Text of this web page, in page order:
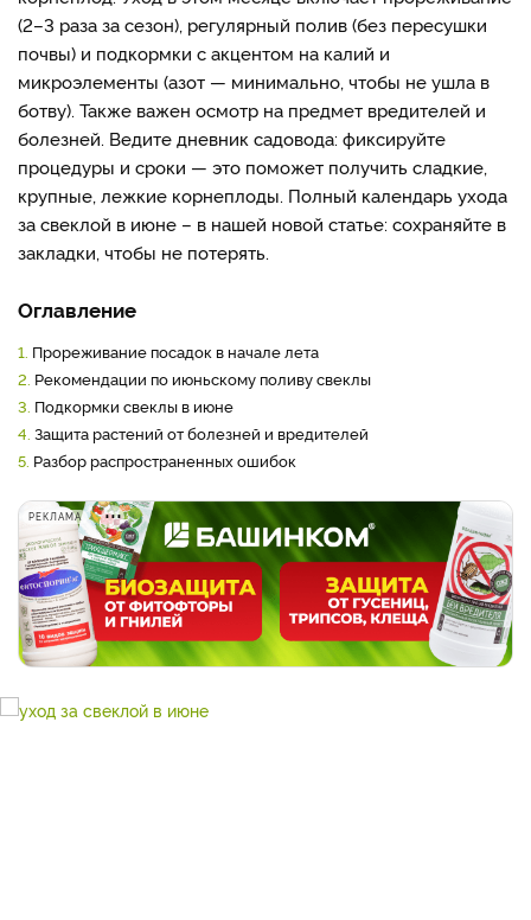
(2–3 раза за сезон), регулярный полив (без пересушки
почвы) и подкормки с акцентом на калий и
микроэлементы (азот — минимально, чтобы не ушла в
ботву). Также важен осмотр на предмет вредителей и
болезней. Ведите дневник садовода: фиксируйте
процедуры и сроки — это поможет получить сладкие,
крупные, лежкие корнеплоды. Полный календарь ухода
за свеклой в июне – в нашей новой статье: сохраняйте в
закладки, чтобы не потерять.
Оглавление
1. Прореживание посадок в начале лета
2. Рекомендации по июньскому поливу свеклы
3. Подкормки свеклы в июне
4. Защита растений от болезней и вредителей
5. Разбор распространенных ошибок
РЕКЛАМА